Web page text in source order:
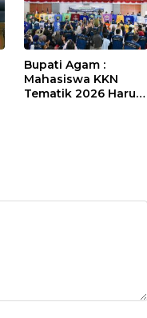
Bupati Agam :
Mahasiswa KKN
Tematik 2026 Harus